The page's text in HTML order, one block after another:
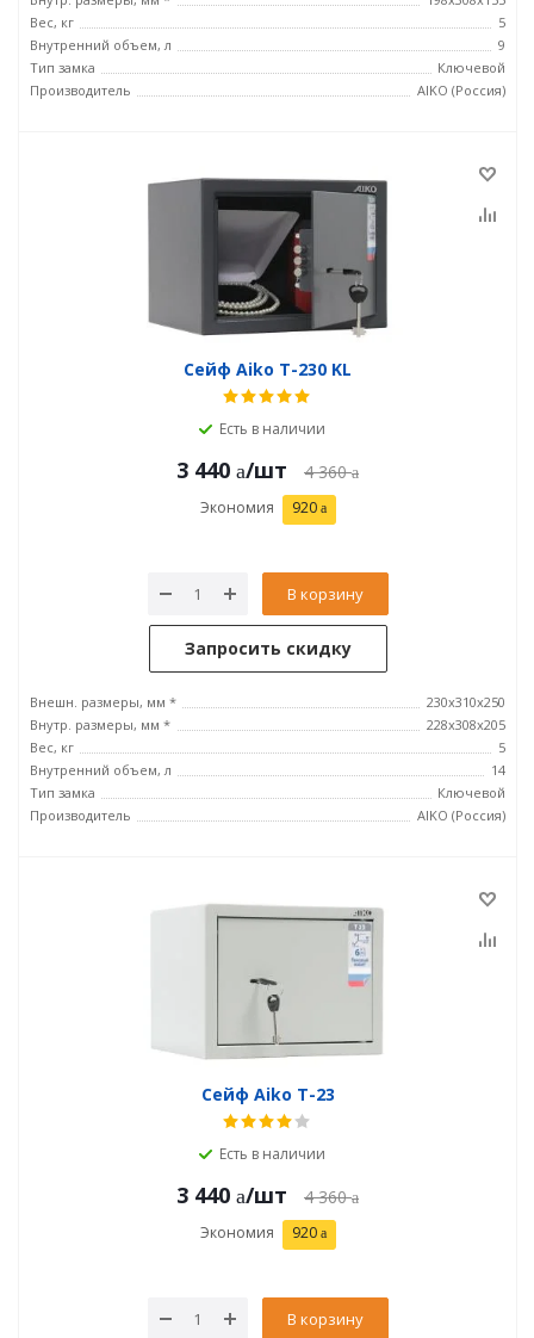
Вес, кг
5
Внутренний объем, л
9
Тип замка
Ключевой
Производитель
AIKO (Россия)
Сейф Aiko T-230 KL
Есть в наличии
3 440 /шт 4 360
Экономия 920
В корзину
Запросить скидку
Внешн. размеры, мм *
230x310x250
Внутр. размеры, мм *
228x308x205
Вес, кг
5
Внутренний объем, л
14
Тип замка
Ключевой
Производитель
AIKO (Россия)
Сейф Aiko T-23
Есть в наличии
3 440 /шт 4 360
Экономия 920
В корзину